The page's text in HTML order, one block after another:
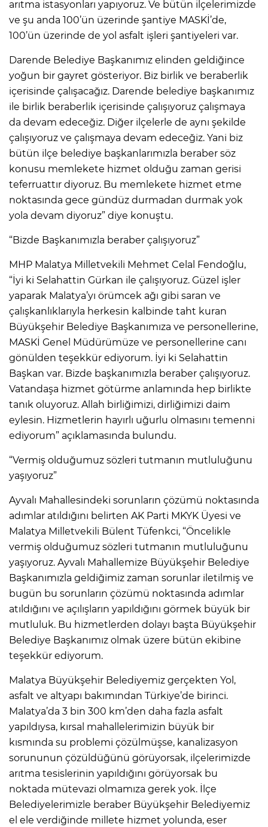
arıtma istasyonları yapıyoruz. Ve bütün ilçelerimizde
ve şu anda 100’ün üzerinde şantiye MASKİ’de,
100’ün üzerinde de yol asfalt işleri şantiyeleri var.
Darende Belediye Başkanımız elinden geldiğince
yoğun bir gayret gösteriyor. Biz birlik ve beraberlik
içerisinde çalışacağız. Darende belediye başkanımız
ile birlik beraberlik içerisinde çalışıyoruz çalışmaya
da devam edeceğiz. Diğer ilçelerle de aynı şekilde
çalışıyoruz ve çalışmaya devam edeceğiz. Yani biz
bütün ilçe belediye başkanlarımızla beraber söz
konusu memlekete hizmet olduğu zaman gerisi
teferruattır diyoruz. Bu memlekete hizmet etme
noktasında gece gündüz durmadan durmak yok
yola devam diyoruz” diye konuştu.
“Bizde Başkanımızla beraber çalışıyoruz”
MHP Malatya Milletvekili Mehmet Celal Fendoğlu,
“İyi ki Selahattin Gürkan ile çalışıyoruz. Güzel işler
yaparak Malatya’yı örümcek ağı gibi saran ve
çalışkanlıklarıyla herkesin kalbinde taht kuran
Büyükşehir Belediye Başkanımıza ve personellerine,
MASKİ Genel Müdürümüze ve personellerine canı
gönülden teşekkür ediyorum. İyi ki Selahattin
Başkan var. Bizde başkanımızla beraber çalışıyoruz.
Vatandaşa hizmet götürme anlamında hep birlikte
tanık oluyoruz. Allah birliğimizi, dirliğimizi daim
eylesin. Hizmetlerin hayırlı uğurlu olmasını temenni
ediyorum” açıklamasında bulundu.
“Vermiş olduğumuz sözleri tutmanın mutluluğunu
yaşıyoruz”
Ayvalı Mahallesindeki sorunların çözümü noktasında
adımlar atıldığını belirten AK Parti MKYK Üyesi ve
Malatya Milletvekili Bülent Tüfenkci, “Öncelikle
vermiş olduğumuz sözleri tutmanın mutluluğunu
yaşıyoruz. Ayvalı Mahallemize Büyükşehir Belediye
Başkanımızla geldiğimiz zaman sorunlar iletilmiş ve
bugün bu sorunların çözümü noktasında adımlar
atıldığını ve açılışların yapıldığını görmek büyük bir
mutluluk. Bu hizmetlerden dolayı başta Büyükşehir
Belediye Başkanımız olmak üzere bütün ekibine
teşekkür ediyorum.
Malatya Büyükşehir Belediyemiz gerçekten Yol,
asfalt ve altyapı bakımından Türkiye’de birinci.
Malatya’da 3 bin 300 km’den daha fazla asfalt
yapıldıysa, kırsal mahallelerimizin büyük bir
kısmında su problemi çözülmüşse, kanalizasyon
sorununun çözüldüğünü görüyorsak, ilçelerimizde
arıtma tesislerinin yapıldığını görüyorsak bu
noktada mütevazi olmamıza gerek yok. İlçe
Belediyelerimizle beraber Büyükşehir Belediyemiz
el ele verdiğinde millete hizmet yolunda, eser